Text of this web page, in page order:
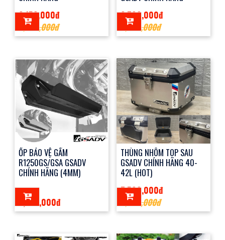
2,150,000đ
2,500,000đ
2,700,000đ
3,000,000đ
ỐP BẢO VỆ GẦM
R1250GS/GSA GSADV
CHÍNH HÃNG (4MM)
3,720,000đ
THÙNG NHÔM TOP SAU
GSADV CHÍNH HÃNG 40-
42L (HOT)
7,500,000đ
8,000,000đ